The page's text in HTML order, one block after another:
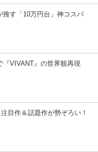
推す「10万円台」神コスパ
『VIVANT』の世界観再現
目作＆話題作が勢ぞろい！